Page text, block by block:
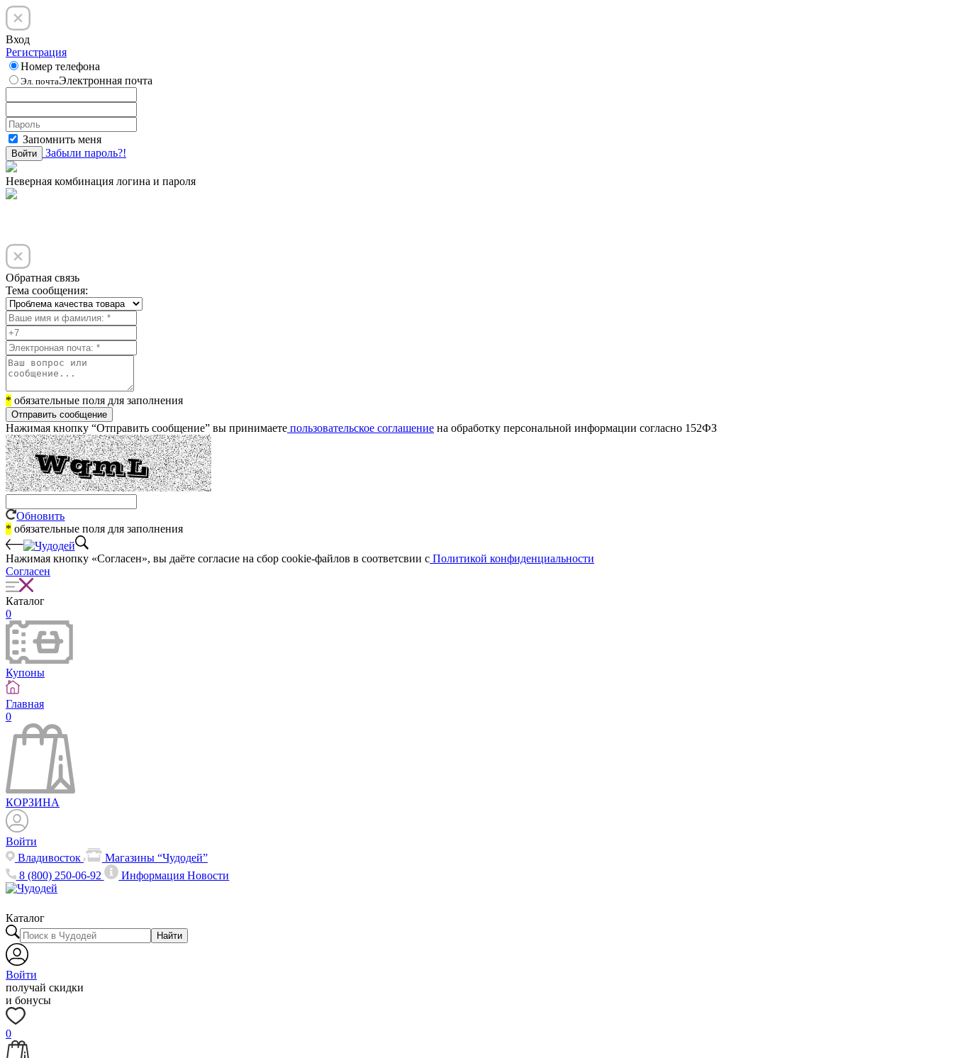
Вход
Регистрация
Номер телефона
Эл. почтаЭлектронная почта
Запомнить меня
Войти Забыли пароль?!
Неверная комбинация логина и пароля
Обратная связь
Тема сообщения:
* обязательные поля для заполнения
Отправить сообщение
Нажимая кнопку “Отправить сообщение” вы принимаете пользовательское соглашение на обработку персональной информации согласно 152ФЗ
Обновить
* обязательные поля для заполнения
Нажимая кнопку «Согласен», вы даёте cогласие на сбор cookie-файлов в соответсвии с Политикой конфиденциальности
Согласен
Каталог
0
Купоны
Главная
0
КОРЗИНА
Войти
Владивосток
Магазины “Чудодей”
8 (800) 250-06-92
ИнформацияНовости
Каталог
Найти
Войти
получай скидки
и бонусы
0